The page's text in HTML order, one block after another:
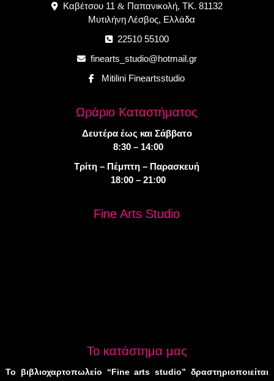
Καβέτσου 11 &Παπανικολή, ΤΚ. 81132
Μυτιλήνη Λέσβος, Ελλάδα
22510 55100
finearts_studio@hotmail.gr
Mitilini Fineartsstudio
Ωράριο Καταστήματος
Δευτέρα έως και Σάββατο
8:30 – 14:00
Τρίτη – Πέμπτη – Παρασκευή
18:00 – 21:00
Fine Arts Studio
Το κατάστημα μας
Το βιβλιοχαρτοπωλείο “Fine arts studio” δραστηριοποιείται